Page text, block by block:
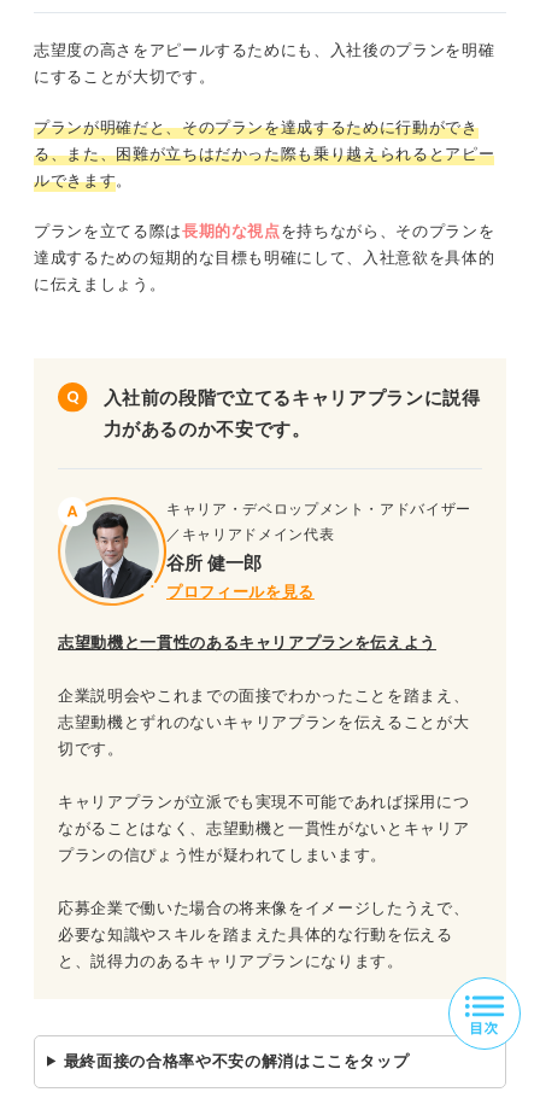
志望度の高さをアピールするためにも、入社後のプランを明確
にすることが大切です。
プランが明確だと、そのプランを達成するために行動ができ
る、また、困難が立ちはだかった際も乗り越えられるとアピー
ルできます。
プランを立てる際は長期的な視点を持ちながら、そのプランを
達成するための短期的な目標も明確にして、入社意欲を具体的
に伝えましょう。
入社前の段階で立てるキャリアプランに説得
力があるのか不安です。
キャリア・デベロップメント・アドバイザー
／キャリアドメイン代表
谷所 健一郎
プロフィールを見る
志望動機と一貫性のあるキャリアプランを伝えよう
企業説明会やこれまでの面接でわかったことを踏まえ、
志望動機とずれのないキャリアプランを伝えることが大
切です。
キャリアプランが立派でも実現不可能であれば採用につ
ながることはなく、志望動機と一貫性がないとキャリア
プランの信ぴょう性が疑われてしまいます。
応募企業で働いた場合の将来像をイメージしたうえで、
必要な知識やスキルを踏まえた具体的な行動を伝える
と、説得力のあるキャリアプランになります。
最終面接の合格率や不安の解消はここをタップ